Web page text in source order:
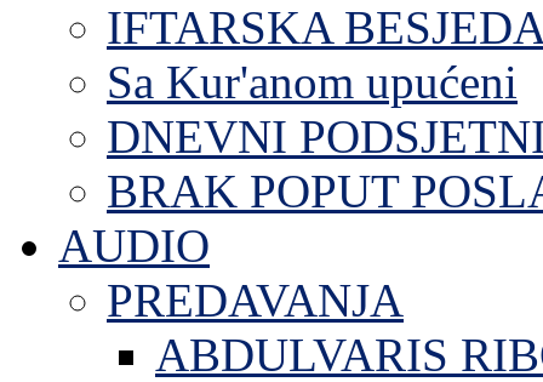
IFTARSKA
Sa Kur'anom upućeni
DNEVNI
BRAK POPUT
AUDIO
PREDAVANJA
ABDULVARIS